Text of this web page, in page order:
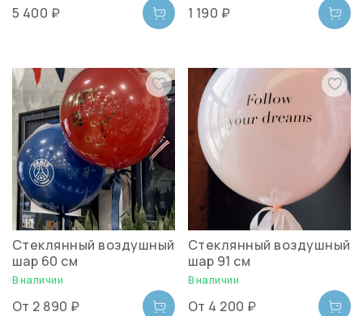
5 400 ₽ 1 190 ₽
Стеклянный воздушный
шар 60 см
В наличии
От 2 890 ₽
Стеклянный воздушный
шар 91 см
В наличии
От 4 200 ₽